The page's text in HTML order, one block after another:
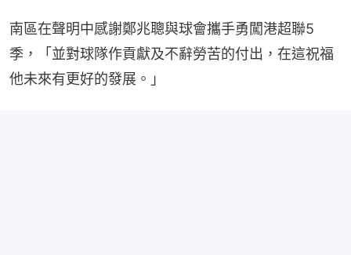
南區在聲明中感謝鄭兆聰與球會攜手勇闖港超聯5
季，「並對球隊作貢獻及不辭勞苦的付出，在這祝福
他未來有更好的發展。」